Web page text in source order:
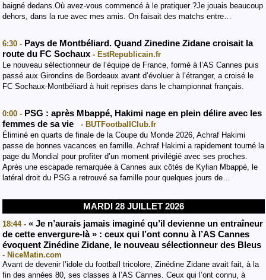
baigné dedans.Où avez-vous commencé à le pratiquer ?Je jouais beaucoup
dehors, dans la rue avec mes amis. On faisait des matchs entre…
6:30 - Pays de Montbéliard. Quand Zinedine Zidane croisait la
route du FC Sochaux - EstRepublicain.fr
Le nouveau sélectionneur de l’équipe de France, formé à l’AS Cannes puis
passé aux Girondins de Bordeaux avant d’évoluer à l’étranger, a croisé le
FC Sochaux-Montbéliard à huit reprises dans le championnat français.
0:00 - PSG : après Mbappé, Hakimi nage en plein délire avec les
femmes de sa vie - BUTFootballClub.fr
Éliminé en quarts de finale de la Coupe du Monde 2026, Achraf Hakimi
passe de bonnes vacances en famille. Achraf Hakimi a rapidement tourné la
page du Mondial pour profiter d’un moment privilégié avec ses proches.
Après une escapade remarquée à Cannes aux côtés de Kylian Mbappé, le
latéral droit du PSG a retrouvé sa famille pour quelques jours de…
MARDI 28 JUILLET 2026
18:44 - « Je n’aurais jamais imaginé qu’il devienne un entraîneur
de cette envergure-là » : ceux qui l’ont connu à l’AS Cannes
évoquent Zinédine Zidane, le nouveau sélectionneur des Bleus
- NiceMatin.com
Avant de devenir l’idole du football tricolore, Zinédine Zidane avait fait, à la
fin des années 80, ses classes à l’AS Cannes. Ceux qui l’ont connu, à